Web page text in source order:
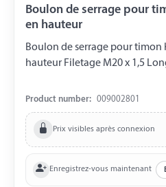
Boulon de serrage pour
en hauteur
Boulon de serrage pour timon
hauteur Filetage M20 x 1,5
Product number: 009002801
Prix visibles après connexion
Enregistrez-vous maintenant